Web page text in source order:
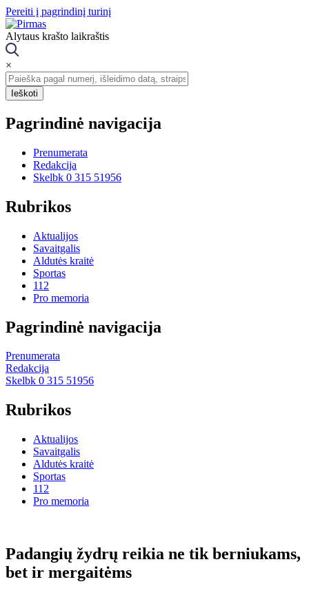
Pereiti į pagrindinį turinį
Alytaus krašto laikraštis
×
Pagrindinė navigacija
Prenumerata
Redakcija
Skelbk 0 315 51956
Rubrikos
Aktualijos
Savaitgalis
Aldutės kraitė
Sportas
112
Pro memoria
Pagrindinė navigacija
Prenumerata
Redakcija
Skelbk 0 315 51956
Rubrikos
Aktualijos
Savaitgalis
Aldutės kraitė
Sportas
112
Pro memoria
Pa­dan­gių žyd­rų rei­kia ne tik ber­niu­kams,
bet ir mer­gai­tėms